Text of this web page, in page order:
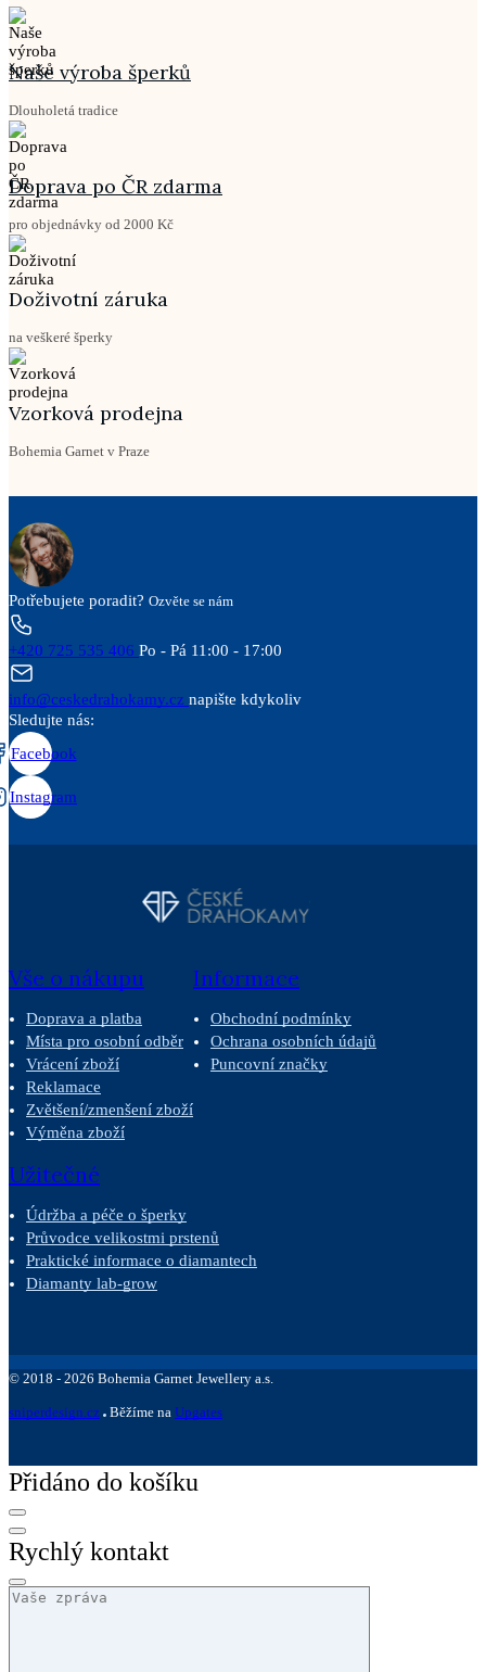
Naše výroba šperků
Dlouholetá tradice
Doprava po ČR zdarma
pro objednávky od 2000 Kč
Doživotní záruka
na veškeré šperky
Vzorková prodejna
Bohemia Garnet v Praze
Potřebujete poradit? Ozvěte se nám
+420 725 535 406 Po - Pá 11:00 - 17:00
info@ceskedrahokamy.cz napište kdykoliv
Sledujte nás:
Facebook
Instagram
Vše o nákupu
Doprava a platba
Místa pro osobní odběr
Vrácení zboží
Reklamace
Zvětšení/zmenšení zboží
Výměna zboží
Informace
Obchodní podmínky
Ochrana osobních údajů
Puncovní značky
Užitečné
Údržba a péče o šperky
Průvodce velikostmi prstenů
Praktické informace o diamantech
Diamanty lab-grow
© 2018 - 2026 Bohemia Garnet Jewellery a.s.
sniperdesign.cz Běžíme na Upgates
Přidáno do košíku
Rychlý kontakt